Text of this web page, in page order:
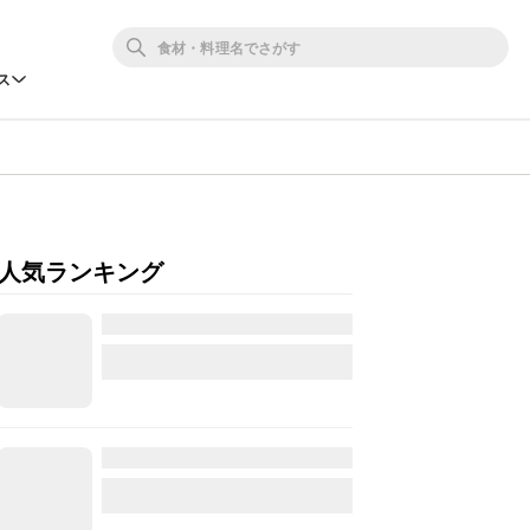
人気ランキング